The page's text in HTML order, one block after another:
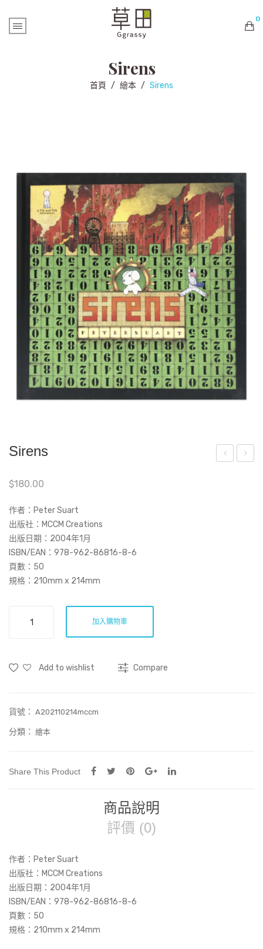
0
Sirens
首頁 / 繪本 / Sirens
Sirens
$180.00
作者：Peter Suart
出版社：MCCM Creations
出版日期：2004年1月
ISBN/EAN：978-962-86816-8-6
頁數：50
規格：210mm x 214mm
加入購物車
Add to wishlist Compare
貨號： A202110214mccm
分類： 繪本
Share This Product
商品說明
評價 (0)
作者：Peter Suart
出版社：MCCM Creations
出版日期：2004年1月
ISBN/EAN：978-962-86816-8-6
頁數：50
規格：210mm x 214mm